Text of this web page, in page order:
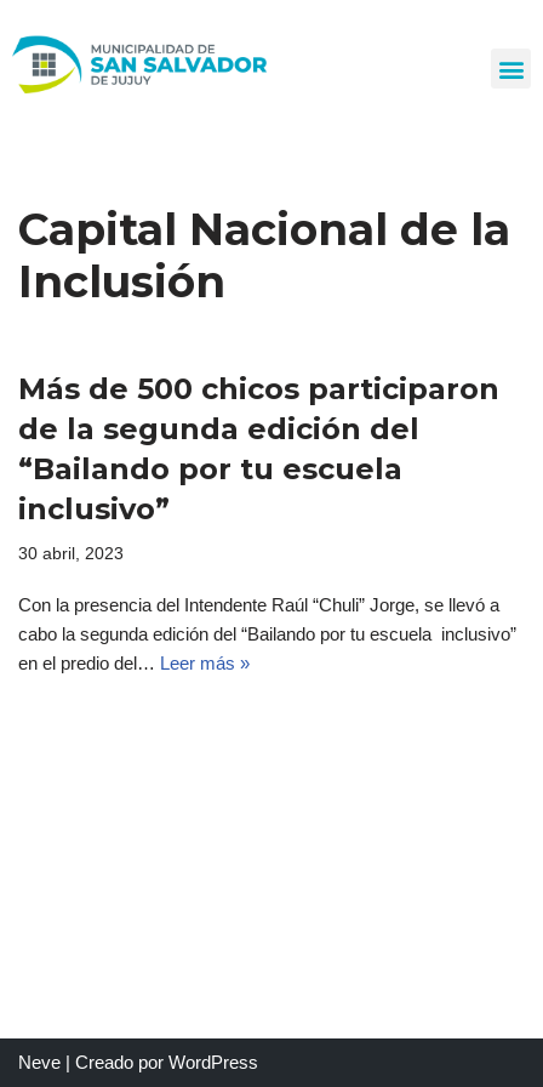
al
Capital Nacional de la
Inclusión
Más de 500 chicos participaron
de la segunda edición del
“Bailando por tu escuela
inclusivo”
30 abril, 2023
Con la presencia del Intendente Raúl “Chuli” Jorge, se llevó a
cabo la segunda edición del “Bailando por tu escuela inclusivo”
en el predio del… Leer más »
Neve | Creado por WordPress